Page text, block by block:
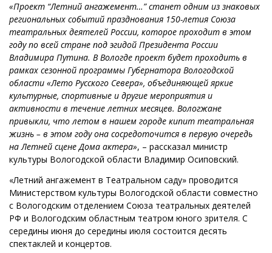
«Проект “Летний ангажемент…” станет одним из знаковых
региональных событий празднования 150-летия Союза
театральных деятелей России, которое проходит в этом
году по всей стране под эгидой Президента России
Владимира Путина. В Вологде проект будет проходить в
рамках сезонной программы Губернатора Вологодской
области «Лето Русского Севера», объединяющей яркие
культурные, спортивные и другие мероприятия и
активности в течение летних месяцев. Вологжане
привыкли, что летом в нашем городе кипит театральная
жизнь – в этом году она сосредоточится в первую очередь
на Летней сцене Дома актера», – рассказал министр
культуры Вологодской области Владимир Осиповский.
«Летний ангажемент в Театральном саду» проводится
Министерством культуры Вологодской области совместно
с Вологодским отделением Союза театральных деятелей
РФ и Вологодским областным театром юного зрителя. С
середины июня до середины июля состоится десять
спектаклей и концертов.